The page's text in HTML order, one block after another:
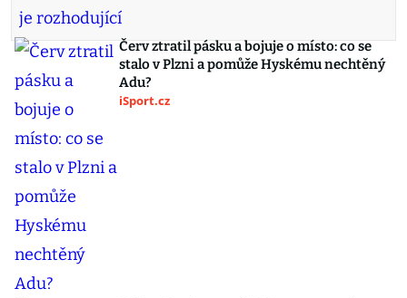
Červ ztratil pásku a bojuje o místo: co se
stalo v Plzni a pomůže Hyskému nechtěný
Adu?
iSport.cz